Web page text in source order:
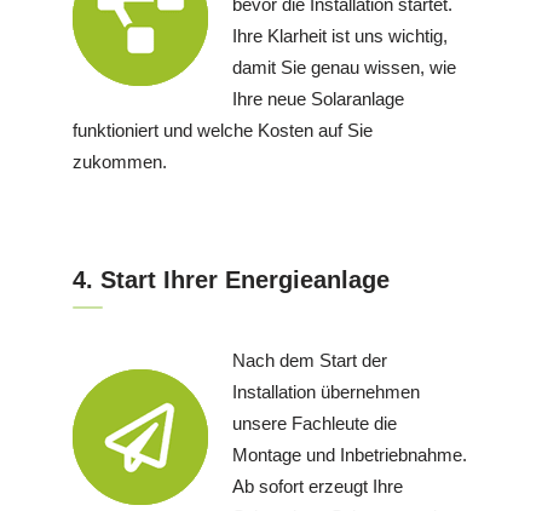
Ihre Klarheit ist uns wichtig,
damit Sie genau wissen, wie
Ihre neue Solaranlage
funktioniert und welche Kosten auf Sie
zukommen.
4. Start Ihrer Energieanlage
Nach dem Start der
Installation übernehmen
unsere Fachleute die
Montage und Inbetriebnahme.
Ab sofort erzeugt Ihre